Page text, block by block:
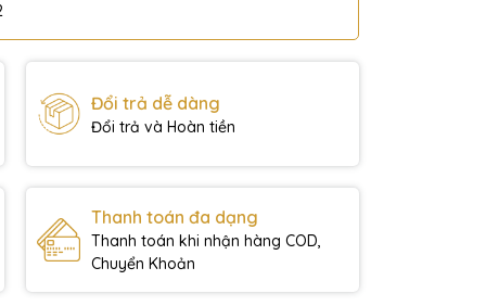
Đổi trả dễ dàng
Đổi trả và Hoàn tiền
Thanh toán đa dạng
Thanh toán khi nhận hàng COD,
Chuyển Khoản